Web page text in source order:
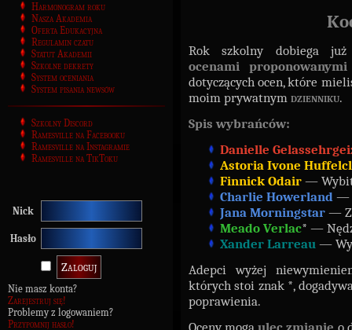
Harmonogram roku
Nasza Akademia
Oferta Edukacyjna
Regulamin czatu
Statut Akademii
Szkolne dekrety
System oceniania
System pisania newsów
Szkolny Discord
Ramesville na Facebooku
Ramesville na Instagramie
Ramesville na TikToku
Nick
Hasło
Nie masz konta?
Zarejestruj się!
Problemy z logowaniem?
Przypomnij hasło!
Rok szkolny dobiega
ocenami
dotyczących ocen, które
moim prywatnym dzienniku.
Spis wybrańców:
Danielle
Astoria Ivone
Finnick Odair —
Charlie Howerland —
Jana Morningstar —
Meado Verlac* —
Xander Larreau —
Adepci wyżej
których stoi znak *,
poprawienia.
Oceny mogąulec zmianie o